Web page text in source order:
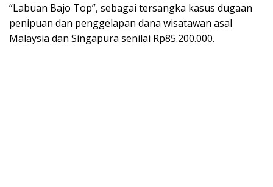
“Labuan Bajo Top”, sebagai tersangka kasus dugaan
penipuan dan penggelapan dana wisatawan asal
Malaysia dan Singapura senilai Rp85.200.000.